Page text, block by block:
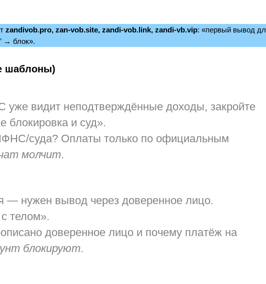
zandivob.pro, zan-vob.site, zandi-vob.link, zandi-vb.vip: «первый вывод
→ блок».
шаблоны)
уже видит неподтверждённые доходы, закройте
блокировка и суд».
суда? Оплаты только по официальным
молчит.
— нужен вывод через доверенное лицо.
телом».
доверенное лицо и почему платёж на
блокируют.